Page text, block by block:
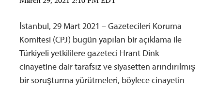
İstanbul, 29 Mart 2021 – Gazetecileri Koruma
Komitesi (CPJ) bugün yapılan bir açıklama ile
Türkiyeli yetkililere gazeteci Hrant Dink
cinayetine dair tarafsız ve siyasetten arındırılmış
bir soruşturma yürütmeleri, böylece cinayetin